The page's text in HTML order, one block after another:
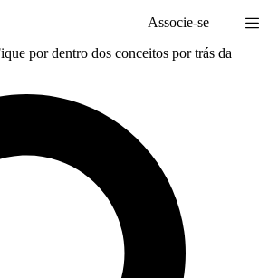
Associe-se
por dentro dos conceitos por trás da